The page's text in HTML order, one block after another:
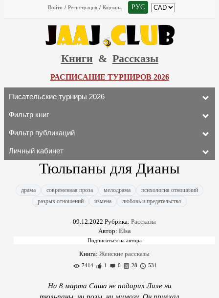
Войти / Регистрация / Корзина РУС
Книги & Рассказы
РАСПИСАНИЕ ТУРНИРОВ 2026
Писательские турниры 2026
Фильтр книг
Фильтр публикаций
Личный кабинет
Тюльпаны для Дианы
драма современная проза мелодрама
психология отношений
разрыв отношений
измена любовь и предательство
09.12.2022 Рубрика: Рассказы
Автор: Elsa
Книга: Женские рассказы
7414 1 0 28 531
На 8 марта Саша не подарил Лиле ни
тюльпаны, ни розы, ни мимозу. Он приехал